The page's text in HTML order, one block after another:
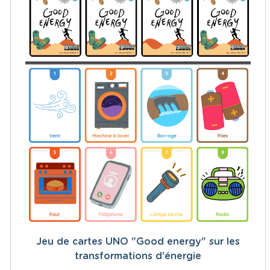
Jeu de cartes UNO "Good energy" sur les
transformations d'énergie